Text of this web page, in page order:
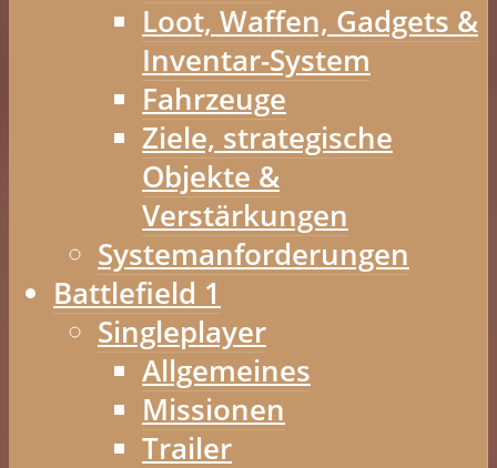
Loot, Waffen, Gadgets &
Inventar-System
Fahrzeuge
Ziele, strategische
Objekte &
Verstärkungen
Systemanforderungen
Battlefield 1
Singleplayer
Allgemeines
Missionen
Trailer